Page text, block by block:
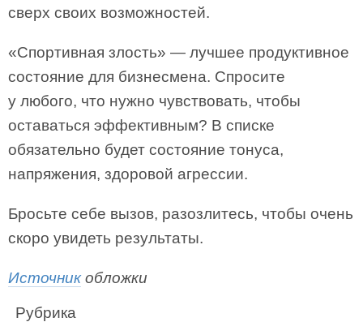
сверх своих возможностей.
«Спортивная злость» — лучшее продуктивное
состояние для бизнесмена. Спросите
у любого, что нужно чувствовать, чтобы
оставаться эффективным? В списке
обязательно будет состояние тонуса,
напряжения, здоровой агрессии.
Бросьте себе вызов, разозлитесь, чтобы очень
скоро увидеть результаты.
Источникобложки
Рубрика